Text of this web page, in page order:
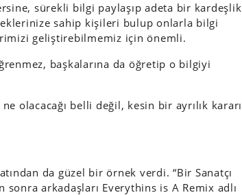
sürekli bilgi paylaşıp adeta bir kardeşlik
sahip kişileri bulup onlarla bilgi
geliştirebilmemiz için önemli.
başkalarına da öğretip o bilgiyi
olacacağı belli değil, kesin bir ayrılık kararı
da güzel bir örnek verdi. “Bir Sanatçı
sonra arkadaşları Everythins is A Remix adlı